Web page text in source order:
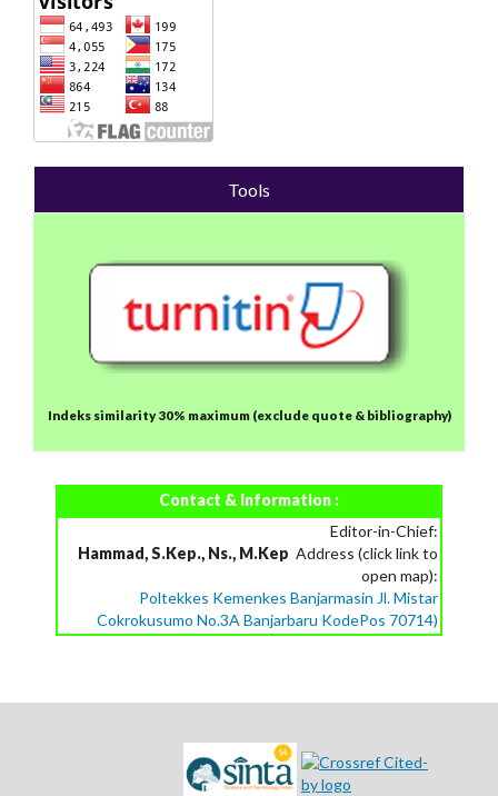
Tools
Indeks similarity 30% maximum (exclude quote & bibliography)
Contact & Information :
Editor-in-Chief:
Hammad, S.Kep., Ns., M.Kep Address (click link to
open map):
Poltekkes Kemenkes Banjarmasin Jl. Mistar
Cokrokusumo No.3A Banjarbaru KodePos 70714)